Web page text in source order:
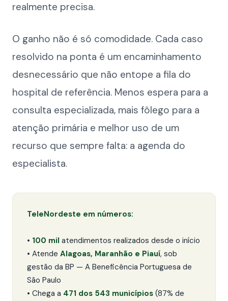
realmente precisa.
O ganho não é só comodidade. Cada caso
resolvido na ponta é um encaminhamento
desnecessário que não entope a fila do
hospital de referência. Menos espera para a
consulta especializada, mais fôlego para a
atenção primária e melhor uso de um
recurso que sempre falta: a agenda do
especialista.
TeleNordeste em números:
• 100 mil atendimentos realizados desde o início
• Atende Alagoas, Maranhão e Piauí, sob
gestão da BP — A Beneficência Portuguesa de
São Paulo
• Chega a 471 dos 543 municípios (87% de